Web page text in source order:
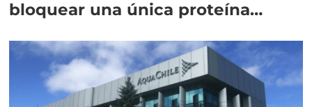
bloquear una única proteína